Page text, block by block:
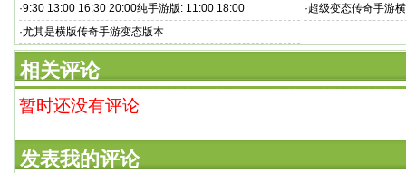
手游网【
疯狂来袭
·9:30 13:00 16:30 20:00纯手游版: 11:00 18:00 ·超级变态传奇手游
·尤其是横版传奇手游变态版本
相关评论
暂时还没有评论
发表我的评论